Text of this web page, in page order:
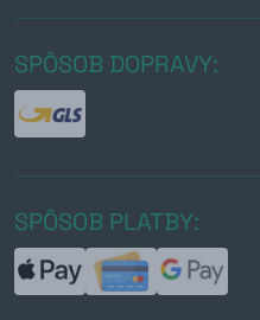
SPÔSOB DOPRAVY:
SPÔSOB PLATBY: